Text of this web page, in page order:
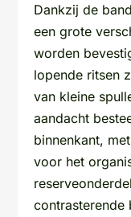
Dankzij de
een grote
worden
lopende ritsen
van kleine
aandacht
binnenkant,
voor het
contrasterende